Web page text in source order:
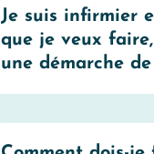
Je suis infirmier
que je veux
une démarche